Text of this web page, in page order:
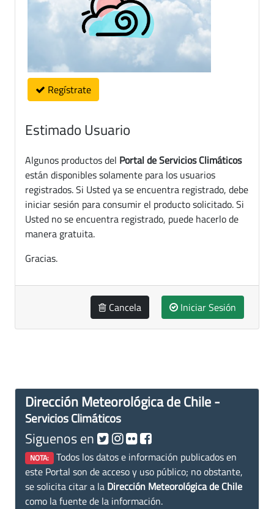
Regístrate
Estimado Usuario
Algunos productos del Portal de Servicios Climáticos
están disponibles solamente para los usuarios
registrados. Si Usted ya se encuentra registrado, debe
iniciar sesión para consumir el producto solicitado. Si
Usted no se encuentra registrado, puede hacerlo de
manera gratuita.
Gracias.
Cancela Iniciar Sesión
Dirección Meteorológica de Chile -
Servicios Climáticos
Siguenos en
NOTA: Todos los datos e información publicados en
este Portal son de acceso y uso público; no obstante,
se solicita citar a la Dirección Meteorológica de Chile
como la fuente de la información.